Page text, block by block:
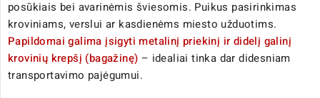
posūkiais bei avarinėmis šviesomis. Puikus pasirinkimas
kroviniams, verslui ar kasdienėms miesto užduotims.
Papildomai galima įsigyti metalinį priekinį ir didelį galinį
krovinių krepšį (bagažinę) – idealiai tinka dar didesniam
transportavimo pajėgumui.